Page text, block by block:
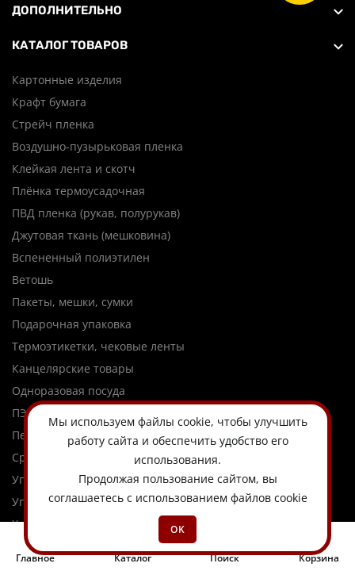
Главное Каталог Поиск Корзина
ДОПОЛНИТЕЛЬНО
КАТАЛОГ ТОВАРОВ
Картонные изделия
Крафт бумага
Стрейч пленка
Воздушно-пузырьковая пленка
Клейкая лента и скотч
Плёнка термоусадочная
ПВД пленка (рукав, полурукав)
Джутовая ткань (мешковина)
Вспененный полиэтилен
Ветошь
Пакеты, мешки, сумки
Подарочная упаковка
Термоэтикетки, чековые ленты
Канцелярские товары
Одноразовая посуда
ПЭТ Бутылки
Перчатки, хозтовары
Средства индивидуальной защиты
Упаковочные ленты, шпагат
Упаковочное оборудование
Химия
Сезонные товары
Мы используем файлы cookie, чтобы улучшить
работу сайта и обеспечить удобство его
использования.
Продолжая пользование сайтом, вы
соглашаетесь с использованием файлов cookie
OK